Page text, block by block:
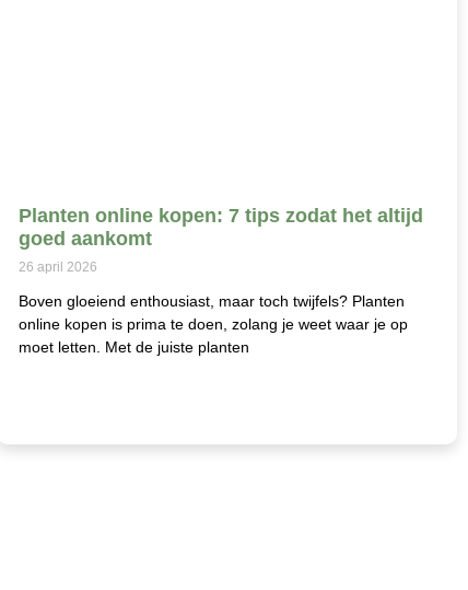
Planten online kopen: 7 tips zodat het altijd
goed aankomt
26 april 2026
Boven gloeiend enthousiast, maar toch twijfels? Planten
online kopen is prima te doen, zolang je weet waar je op
moet letten. Met de juiste planten